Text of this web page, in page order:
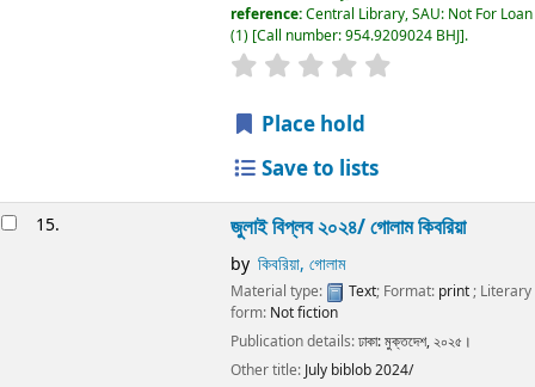
reference:Central Library, SAU: Not For Loan
(1) Call number:954.9209024 BHJ .
Place hold
Save to lists
15. জুলাই বিপ্লব ২০২৪/ গোলাম কিবরিয়া
by কিবরিয়া, গোলাম
Material type: Text; Format: print; Literary
form: Not fiction
Publication details:ঢাকা:মুক্তদেশ,২০২৫।
Other title: July biblob 2024/